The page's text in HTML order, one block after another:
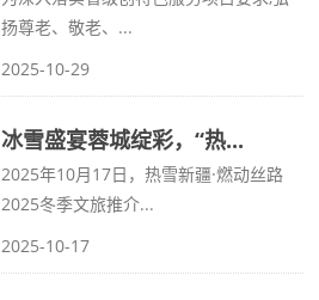
扬尊老、敬老、...
2025-10-29
冰雪盛宴蓉城绽彩，“热...
2025年10月17日，热雪新疆·燃动丝路
2025冬季文旅推介...
2025-10-17